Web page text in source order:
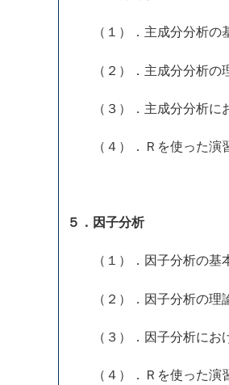
（１）．主成分分析の
（２）．主成分分析の
（３）．主成分分析に
（４）．Ｒを使った演習
５．因子分析
（１）．因子分析の基
（２）．因子分析の理
（３）．因子分析にお
（４）．Ｒを使った演習